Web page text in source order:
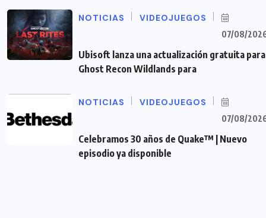
NOTICIAS VIDEOJUEGOS
07/08/
Ubisoft lanza una actualización gratuita para
Ghost Recon Wildlands para
NOTICIAS VIDEOJUEGOS
07/08/
Celebramos 30 años de Quake™ | Nuevo
episodio ya disponible